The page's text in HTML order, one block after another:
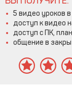
5 видео уроков в
доступ к видео
доступ с ПК,
общение в